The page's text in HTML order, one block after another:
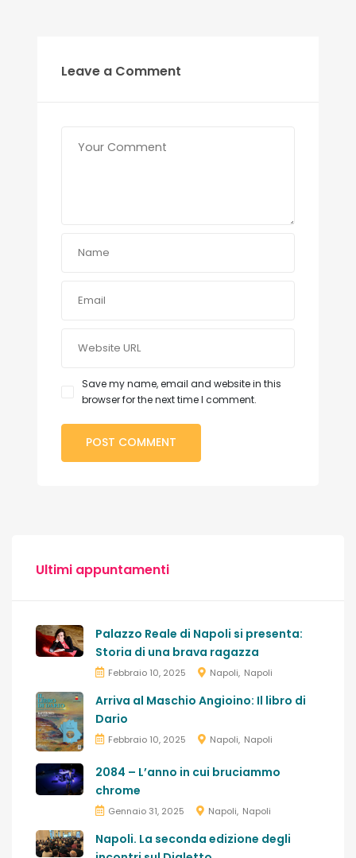
Leave a Comment
Save my name, email and website in this
browser for the next time I comment.
Ultimi appuntamenti
Palazzo Reale di Napoli si presenta:
Storia di una brava ragazza
Febbraio 10, 2025 Napoli Napoli
Arriva al Maschio Angioino: Il libro di
Dario
Febbraio 10, 2025 Napoli Napoli
2084 – L’anno in cui bruciammo
chrome
Gennaio 31, 2025 Napoli Napoli
Napoli. La seconda edizione degli